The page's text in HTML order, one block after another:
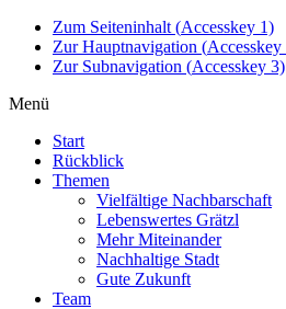
Zum Seiteninhalt (Accesskey 1)
Zur Hauptnavigation (Accesskey
Zur Subnavigation (Accesskey 3)
Menü
Start
Rückblick
Themen
Vielfältige Nachbarschaft
Lebenswertes Grätzl
Mehr Miteinander
Nachhaltige Stadt
Gute Zukunft
Team